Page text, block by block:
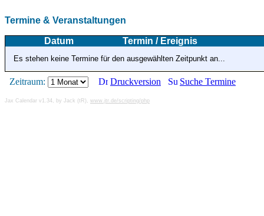
Termine & Veranstaltungen
Datum Termin / Ereignis
Es stehen keine Termine für den ausgewählten Zeitpunkt an...
Zeitraum: Druckversion Suche Termine
Jax Calendar v1.34, by Jack (tR), www.jtr.de/scripting/php